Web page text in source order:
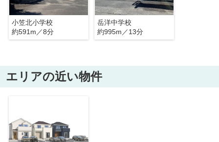
小笠北小学校
約591m／8分
岳洋中学校
約995m／13分
エリアの近い物件